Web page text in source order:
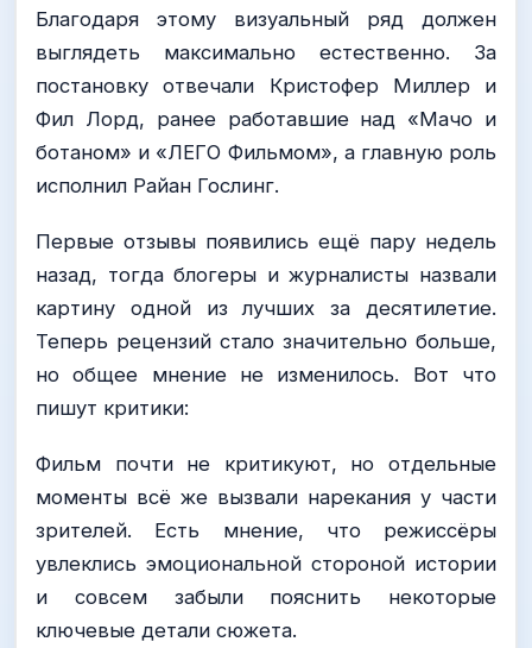
Благодаря этому визуальный ряд должен
выглядеть максимально естественно. За
постановку отвечали Кристофер Миллер и
Фил Лорд, ранее работавшие над «Мачо и
ботаном» и «ЛЕГО Фильмом», а главную роль
исполнил Райан Гослинг.
Первые отзывы появились ещё пару недель
назад, тогда блогеры и журналисты назвали
картину одной из лучших за десятилетие.
Теперь рецензий стало значительно больше,
но общее мнение не изменилось. Вот что
пишут критики:
Фильм почти не критикуют, но отдельные
моменты всё же вызвали нарекания у части
зрителей. Есть мнение, что режиссёры
увлеклись эмоциональной стороной истории
и совсем забыли пояснить некоторые
ключевые детали сюжета.